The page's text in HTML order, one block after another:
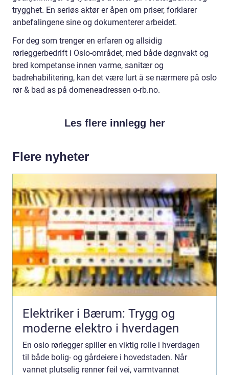
trygghet. En seriøs aktør er åpen om priser, forklarer
anbefalingene sine og dokumenterer arbeidet.
For deg som trenger en erfaren og allsidig
rørleggerbedrift i Oslo-området, med både døgnvakt og
bred kompetanse innen varme, sanitær og
badrehabilitering, kan det være lurt å se nærmere på oslo
rør & bad as på domeneadressen o-rb.no.
Les flere innlegg her
Flere nyheter
Elektriker i Bærum: Trygg og
moderne elektro i hverdagen
En oslo rørlegger spiller en viktig rolle i hverdagen
til både bolig- og gårdeiere i hovedstaden. Når
vannet plutselig renner feil vei, varmtvannet